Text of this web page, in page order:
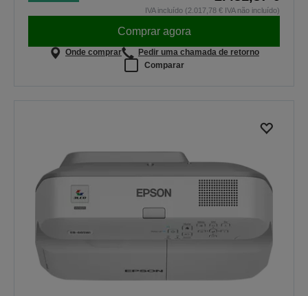
IVA incluído (2.017,78 € IVA não incluído)
Comprar agora
Onde comprar
Pedir uma chamada de retorno
Comparar